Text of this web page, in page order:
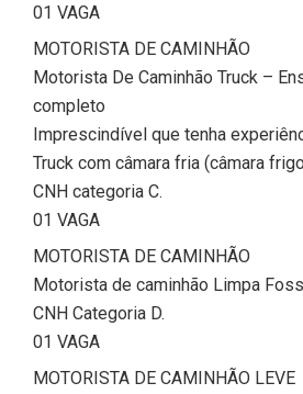
01 VAGA
MOTORISTA DE CAMINHÃO
Motorista De Caminhão Truck –
completo
Imprescindível que tenha
Truck com câmara fria (câmara
CNH categoria C.
01 VAGA
MOTORISTA DE CAMINHÃO
Motorista de caminhão Limpa
CNH Categoria D.
01 VAGA
MOTORISTA DE CAMINHÃO LEVE